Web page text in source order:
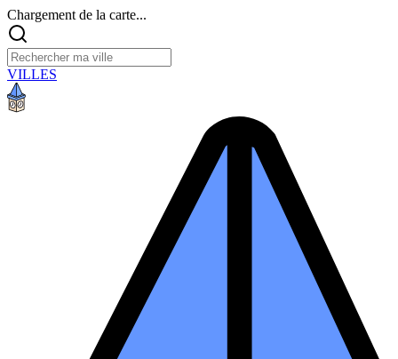
Chargement de la carte...
VILLES